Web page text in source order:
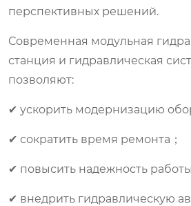
перспективных решений.
Современная модульная
станция и гидравлическая
позволяют:
✔ ускорить модернизацию
✔ сократить время ремонта；
✔ повысить надежность работы
✔ внедрить гидравлическую